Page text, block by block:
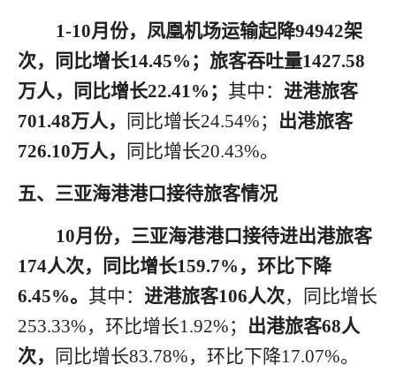
1-10月 份，凤凰机场运输起降94942架
次，同比增长14.45%；旅客吞吐量1427.58
万人，同比增长22.41%； 其中： 进港旅客
701.48万人，
同比增长24.54%； 出港旅客
726.10万人，
同比增长20.43%。
五、三亚海港港口接待旅客情况
10月份，三亚海港港口接待进出港旅客
174人次，同比增长159.7%，环比下降
6.45%。 其中： 进港旅客106人次，同比增长
253.33%，环比增长1.92%； 出港旅客68人
次，
同比增长83.78%，环比下降17.07%。